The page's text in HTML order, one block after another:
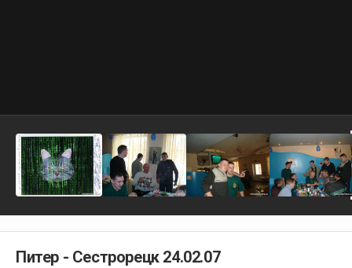
Питер - Сестрорецк 24.02.07